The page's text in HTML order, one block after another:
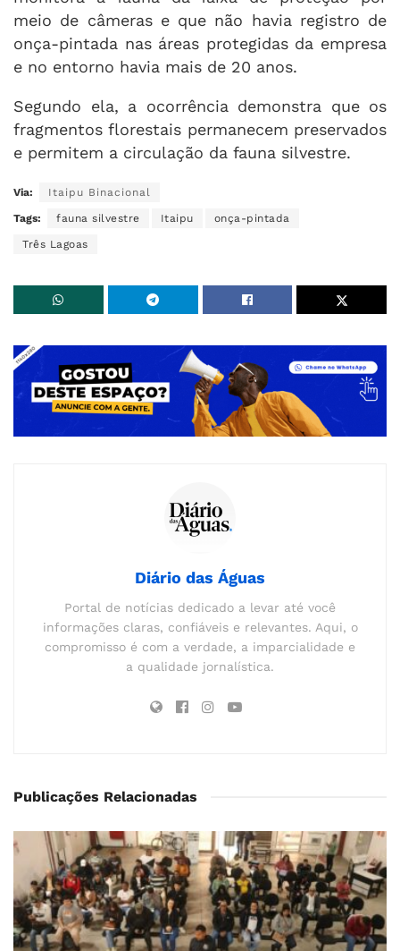
meio de câmeras e que não havia registro de
onça-pintada nas áreas protegidas da empresa
e no entorno havia mais de 20 anos.
Segundo ela, a ocorrência demonstra que os
fragmentos florestais permanecem preservados
e permitem a circulação da fauna silvestre.
Via: Itaipu Binacional
Tags: fauna silvestre Itaipu onça-pintada
Três Lagoas
Diário das Águas
Portal de notícias dedicado a levar até você
informações claras, confiáveis e relevantes. Aqui, o
compromisso é com a verdade, a imparcialidade e
a qualidade jornalística.
Publicações Relacionadas